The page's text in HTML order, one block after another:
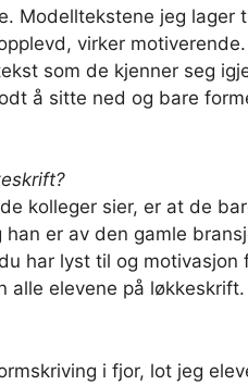
Modelltekstene jeg lager
virker
som de kjenner seg
å sitte ned og bare
kolleger sier, er at de
er av den gamle
har lyst til og
alle elevene på
i fjor, lot jeg